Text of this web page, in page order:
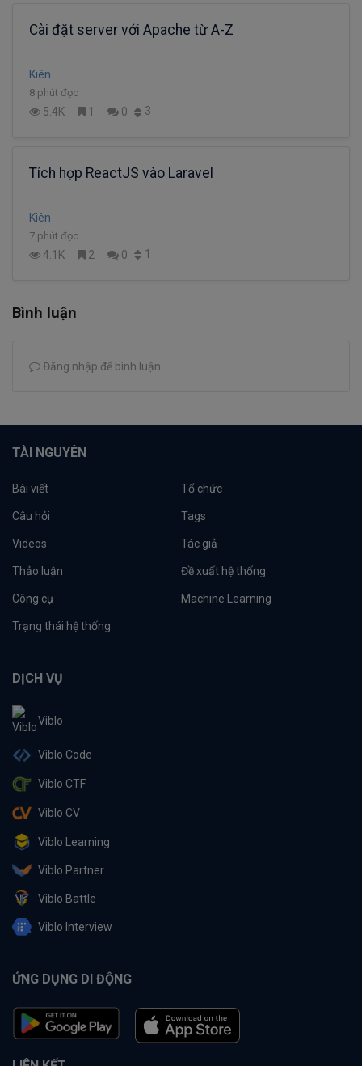
Cài đặt server với Apache từ A-Z
Kiên
8 phút đọc
5.4K 1 0 3
Tích hợp ReactJS vào Laravel
Kiên
7 phút đọc
4.1K 2 0 1
Bình luận
Đăng nhập để bình luận
TÀI NGUYÊN
Bài viết Tổ chức
Câu hỏi Tags
Videos Tác giả
Thảo luận Đề xuất hệ thống
Công cụ Machine Learning
Trạng thái hệ thống
DỊCH VỤ
Viblo
Viblo Code
Viblo CTF
Viblo CV
Viblo Learning
Viblo Partner
Viblo Battle
Viblo Interview
ỨNG DỤNG DI ĐỘNG